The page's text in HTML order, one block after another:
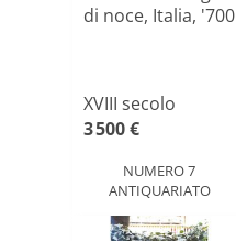
di noce, Italia, '700
XVIII secolo
3 500 €
NUMERO 7
ANTIQUARIATO